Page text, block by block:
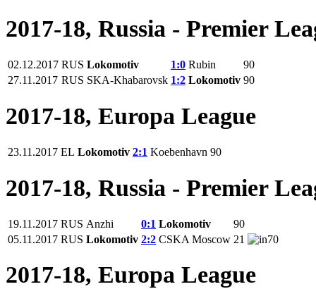
2017-18, Russia - Premier
02.12.2017 RUS Lokomotiv 1:0 Rubin
90
27.11.2017 RUS SKA-Khabarovsk 1:2 Lokomotiv 90
2017-18, Europa League
23.11.2017 EL Lokomotiv 2:1 Koebenhavn 90
2017-18, Russia - Premier
19.11.2017 RUS Anzhi 0:1 Lokomotiv
90
05.11.2017 RUS Lokomotiv 2:2 CSKA Moscow 21 70
2017-18, Europa League